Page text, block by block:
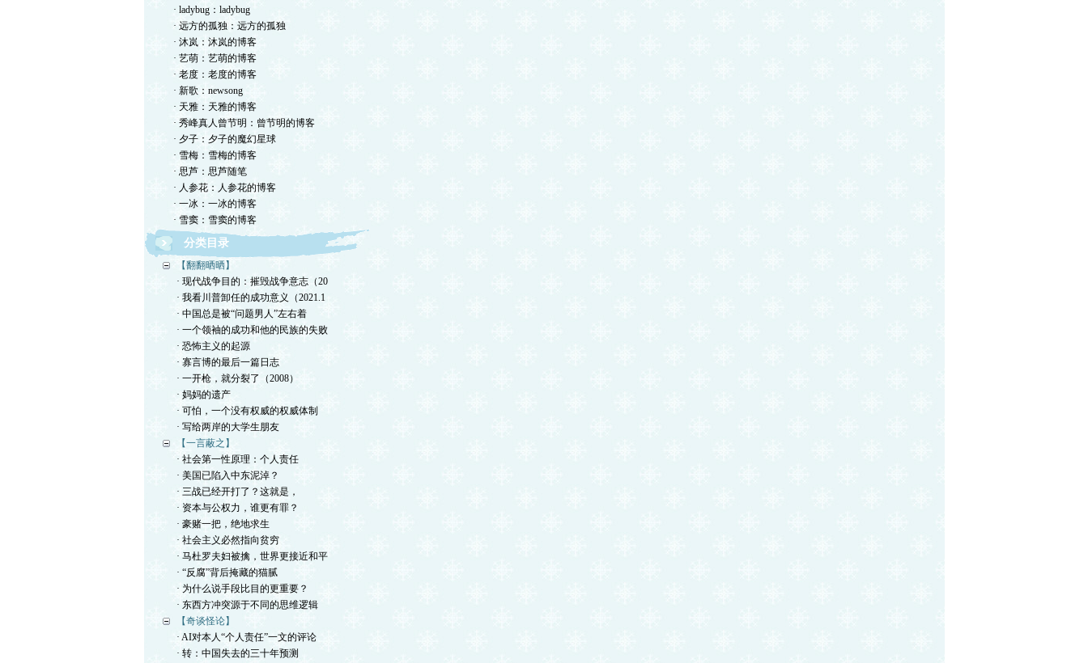
· ladybug：ladybug
· 远方的孤独：远方的孤独
· 沐岚：沐岚的博客
· 艺萌：艺萌的博客
· 老度：老度的博客
· 新歌：newsong
· 天雅：天雅的博客
· 秀峰真人曾节明：曾节明的博客
· 夕子：夕子的魔幻星球
· 雪梅：雪梅的博客
· 思芦：思芦随笔
· 人参花：人参花的博客
· 一冰：一冰的博客
· 雪窦：雪窦的博客
分类目录
【翻翻晒晒】
· 现代战争目的：摧毁战争意志（20
· 我看川普卸任的成功意义（2021.1
· 中国总是被“问题男人”左右着
· 一个领袖的成功和他的民族的失败
· 恐怖主义的起源
· 寡言博的最后一篇日志
· 一开枪，就分裂了（2008）
· 妈妈的遗产
· 可怕，一个没有权威的权威体制
· 写给两岸的大学生朋友
【一言蔽之】
· 社会第一性原理：个人责任
· 美国已陷入中东泥淖？
· 三战已经开打了？这就是，
· 资本与公权力，谁更有罪？
· 豪赌一把，绝地求生
· 社会主义必然指向贫穷
· 马杜罗夫妇被擒，世界更接近和平
· “反腐”背后掩藏的猫腻
· 为什么说手段比目的更重要？
· 东西方冲突源于不同的思维逻辑
【奇谈怪论】
· AI对本人“个人责任”一文的评论
· 转：中国失去的三十年预测